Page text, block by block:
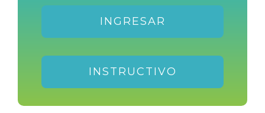
INGRESAR
INSTRUCTIVO